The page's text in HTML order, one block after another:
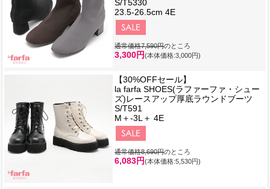
S/T5330
23.5-26.5cm 4E
通常価格7,590円のところ
3,300円(本体価格:3,000円)
【30%OFFセール】
la farfa SHOES(ラファーファ・シュー
ズ)レースアップ厚底ラウンドブーツ
S/T591
M＋-3L＋ 4E
通常価格8,690円のところ
6,083円(本体価格:5,530円)